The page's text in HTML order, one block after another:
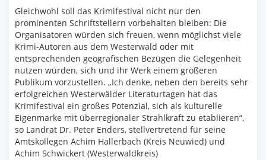
Gleichwohl soll das Krimifestival nicht nur den
prominenten Schriftstellern vorbehalten bleiben: Die
Organisatoren würden sich freuen, wenn möglichst viele
Krimi-Autoren aus dem Westerwald oder mit
entsprechenden geografischen Bezügen die Gelegenheit
nutzen würden, sich und ihr Werk einem größeren
Publikum vorzustellen. „Ich denke, neben den bereits sehr
erfolgreichen Westerwälder Literaturtagen hat das
Krimifestival ein großes Potenzial, sich als kulturelle
Eigenmarke mit überregionaler Strahlkraft zu etablieren“,
so Landrat Dr. Peter Enders, stellvertretend für seine
Amtskollegen Achim Hallerbach (Kreis Neuwied) und
Achim Schwickert (Westerwaldkreis)